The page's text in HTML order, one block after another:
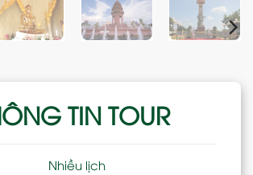
TIN TOUR
Nhiều lịch